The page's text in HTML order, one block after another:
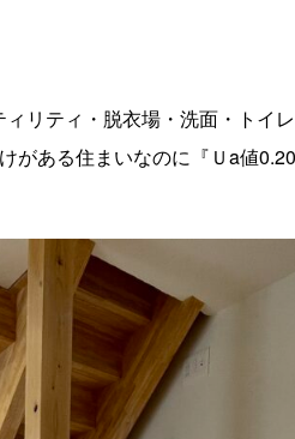
リティ・脱衣場・洗面・トイ
ある住まいなのに『Ｕa値0.20